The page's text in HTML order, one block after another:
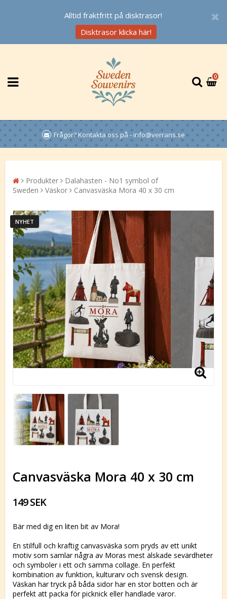
Alltid fraktfritt på disktrasor!
Disktrasor klicka här!
0
Frågor? Kontakta oss på - info@verrans.se
Produkter
Dalahästen - No1 symbol of
Sweden
Väskor Canvasväska Mora 40 x 30 cm
NYHET
Canvasväska Mora 40 x 30 cm
149 SEK
Bär med dig en liten bit av Mora!
En stilfull och kraftig canvasväska som pryds av ett unikt
motiv som samlar några av Moras mest älskade sevärdheter
och symboler i ett och samma collage. En perfekt
kombination av funktion, kulturarv och svensk design.
Väskan har tryck på båda sidor har en stor botten och är
perfekt att packa för picknick eller handlade varor.